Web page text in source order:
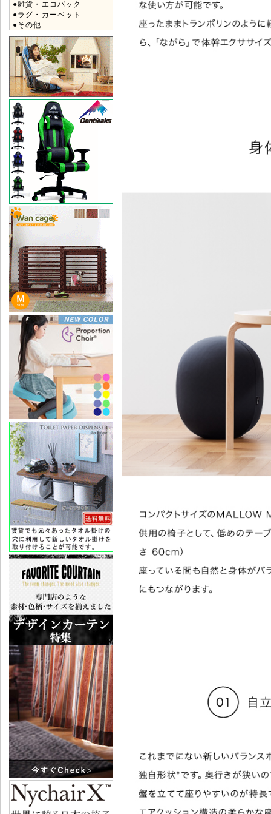
●雑貨・エコバック
●ラグ・カーペット
●その他